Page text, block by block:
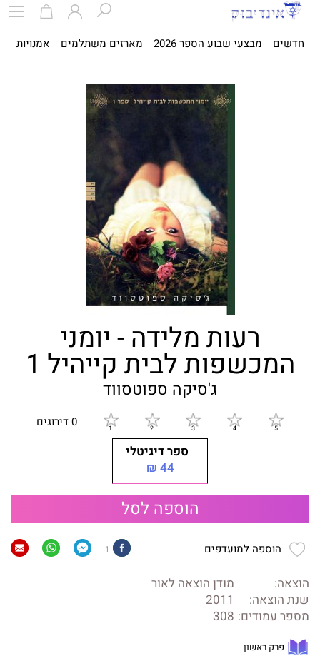
חדשים מבצעי שבוע הספר 2026 מארזים משתלמים אמנויות
רעות מלידה - יומני
המכשפות לבית קייהיל 1
ג'סיקה ספוטסווד
0 דירוגים
ספר דיגיטלי
44 ₪
הוספה לסל
הוספה למועדפים 1
הוצאה:
מודן הוצאה לאור
שנת הוצאה:
2011
מספר עמודים: 308
פרק ראשון